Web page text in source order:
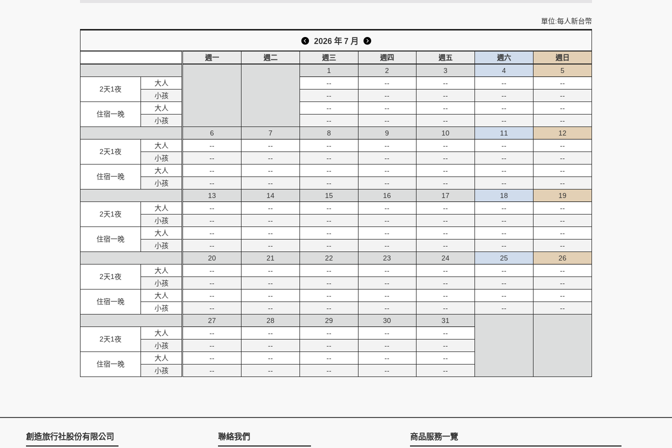
單位:每人新台幣
2026 年 7 月
2天1夜
大人
小孩
住宿一晚
大人
小孩
2天1夜
大人
小孩
住宿一晚
大人
小孩
2天1夜
大人
小孩
住宿一晚
大人
小孩
2天1夜
大人
小孩
住宿一晚
大人
小孩
2天1夜
大人
小孩
住宿一晚
大人
小孩
週一 週二 週三 週四 週五 週六
週日
1
--
--
--
--
2
--
--
--
--
3
--
--
--
--
4
--
--
--
--
5
--
--
--
--
6
--
--
--
--
7
--
--
--
--
8
--
--
--
--
9
--
--
--
--
10
--
--
--
--
11
--
--
--
--
12
--
--
--
--
13
--
--
--
--
14
--
--
--
--
15
--
--
--
--
16
--
--
--
--
17
--
--
--
--
18
--
--
--
--
19
--
--
--
--
20
--
--
--
--
21
--
--
--
--
22
--
--
--
--
23
--
--
--
--
24
--
--
--
--
25
--
--
--
--
26
--
--
--
--
27
--
--
--
--
28
--
--
--
--
29
--
--
--
--
30
--
--
--
--
31
--
--
--
--
創造旅行社股份有限公司 聯絡我們 商品服務一覽